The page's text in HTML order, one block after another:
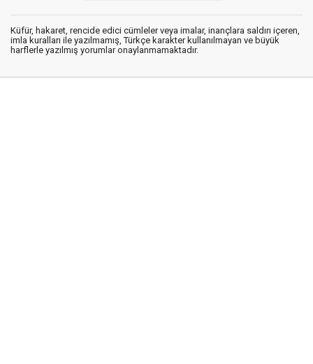
Küfür, hakaret, rencide edici cümleler veya imalar, inançlara saldırı içeren,
imla kuralları ile yazılmamış, Türkçe karakter kullanılmayan ve büyük
harflerle yazılmış yorumlar onaylanmamaktadır.